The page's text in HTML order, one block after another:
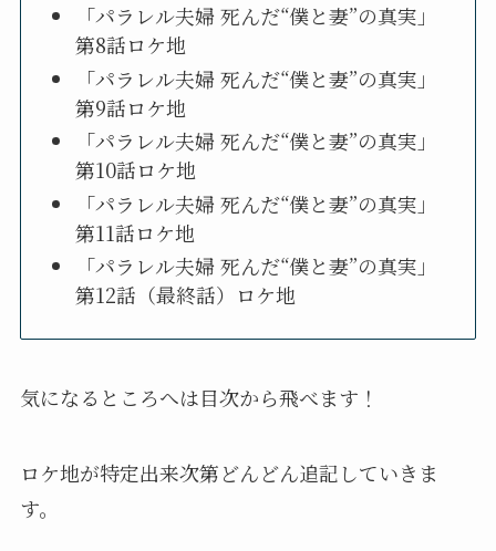
「パラレル夫婦 死んだ“僕と妻”の真実」
第8話ロケ地
「パラレル夫婦 死んだ“僕と妻”の真実」
第9話ロケ地
「パラレル夫婦 死んだ“僕と妻”の真実」
第10話ロケ地
「パラレル夫婦 死んだ“僕と妻”の真実」
第11話ロケ地
「パラレル夫婦 死んだ“僕と妻”の真実」
第12話（最終話）ロケ地
気になるところへは目次から飛べます！
ロケ地が特定出来次第どんどん追記していきま
す。